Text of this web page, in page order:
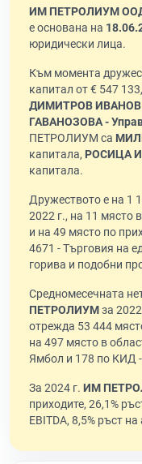
ИМ ПЕТРОЛИУМ
е основана на
юридически лица.
Към момента
капитал от € 547
ДИМИТРОВ ИВАНОВ
ГАВАНОЗОВА -
ПЕТРОЛИУМ са
капитала, РОСИЦА
капитала.
Дружеството е на 1
2022 г., на 11 място
и на 49 място по
4671 - Търговия на
горива и подобни
Средномесечната
ПЕТРОЛИУМза
отрежда 53 444
на 497 място в
Ямбол и 178 по КИД
За 2024 г. ИМ
приходите, 26,1%
EBITDA, 8,5% ръст на